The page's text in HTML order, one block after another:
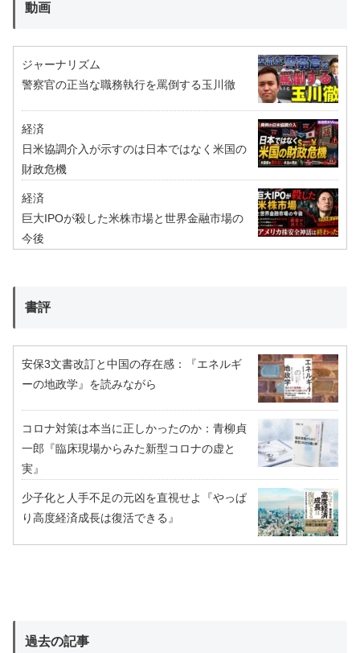
動画
ジャーナリズム
警察官の正当な職務執行を罵倒する玉川徹
経済
日米協調介入が示すのは日本ではなく米国の
財政危機
経済
巨大IPOが殺した米株市場と世界金融市場の
今後
書評
安保3文書改訂と中国の存在感：『エネルギ
ーの地政学』を読みながら
コロナ対策は本当に正しかったのか：青柳貞
一郎『臨床現場からみた新型コロナの虚と
実』
少子化と人手不足の元凶を直視せよ『やっぱ
り高度経済成長は復活できる』
過去の記事